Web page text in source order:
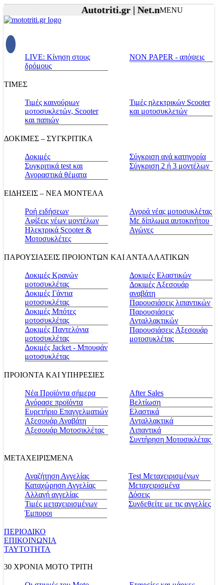
Autotriti.gr |Net.mototriti.gr |
MENU
LIVE: Κίνηση στους
δρόμους
NON PAPER - απόψεις
ΤΙΜΕΣ
Τιμές καινούριων
μοτοσυκλετών, Scooter
και παπιών
Τιμές ηλεκτρικών Scooter
και μοτοσυκλετών
ΔΟΚΙΜΕΣ – ΣΥΓΚΡΙΤΙΚΑ
Δοκιμές
Συγκριτικά test και
Αγοραστικά θέματα
Σύγκριση ανά κατηγορία
Σύγκριση 2 ή 3 μοντέλων
ΕΙΔΗΣΕΙΣ – ΝΕΑ ΜΟΝΤΕΛΑ
Ροή ειδήσεων
Αφίξεις νέων μοντέλων
Ηλεκτρικά Scooter &
Μοτοσυκλέτες
Αγορά νέας μοτοσυκλέτας
Με δίπλωμα αυτοκινήτου
Αγώνες
ΠΑΡΟΥΣΙΑΣΕΙΣ ΠΡΟΙΟΝΤΩΝ ΚΑΙ ΑΝΤΑΛΛΑΤΙΚΩΝ
Δοκιμές Κρανών
μοτοσυκλέτας
Δοκιμές Γάντια
μοτοσυκλέτας
Δοκιμές Μπότες
μοτοσυκλέτας
Δοκιμές Παντελόνια
μοτοσυκλέτας
Δοκιμές Jacket - Μπουφάν
μοτοσυκλέτας
Δοκιμές Ελαστικών
Δοκιμές Αξεσουάρ
αναβάτη
Παρουσιάσεις λιπαντικών
Παρουσιάσεις
Ανταλλακτικών
Παρουσιάσεις Αξεσουάρ
μοτοσυκλέτας
ΠΡΟΙΟΝΤΑ ΚΑΙ ΥΠΗΡΕΣΙΕΣ
Νέα Προϊόντα σήμερα
Αγόρασε προϊόντα
Ευρετήριο Επαγγελματιών
Αξεσουάρ Αναβάτη
Αξεσουάρ Μοτοσικλέτας
Αfter Sales
Βελτίωση
Ελαστικά
Ανταλλακτικά
Λιπαντικά
Συντήρηση Μοτοσικλέτας
ΜΕΤΑΧΕΙΡΙΣΜΕΝΑ
Αναζήτηση Αγγελίας
Καταχώρηση Αγγελίας
Αλλαγή αγγελίας
Τιμές μεταχειρισμένων
Έμποροι
Test Μεταχειρισμένων
Μεταχειρισμένα
Δόσεις
Συνδεθείτε με τις αγγελίες
ΠΕΡΙΟΔΙΚΟ
ΕΠΙΚΟΙΝΩΝΙΑ
ΤΑΥΤΟΤΗΤΑ
30 ΧΡΟΝΙΑ MOTO ΤΡΙΤΗ